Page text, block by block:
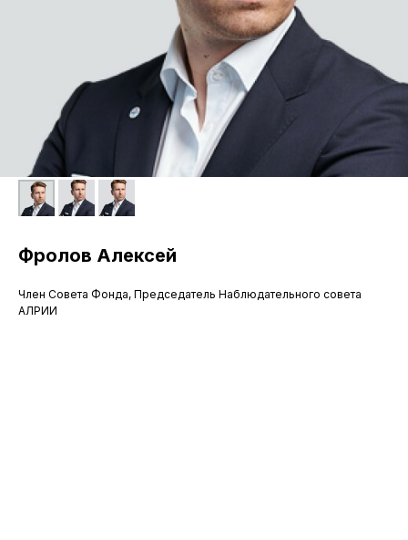
Фролов Алексей
Член Совета Фонда, Председатель Наблюдательного совета
АЛРИИ